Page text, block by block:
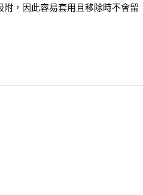
，因此容易套用且移除時不會留